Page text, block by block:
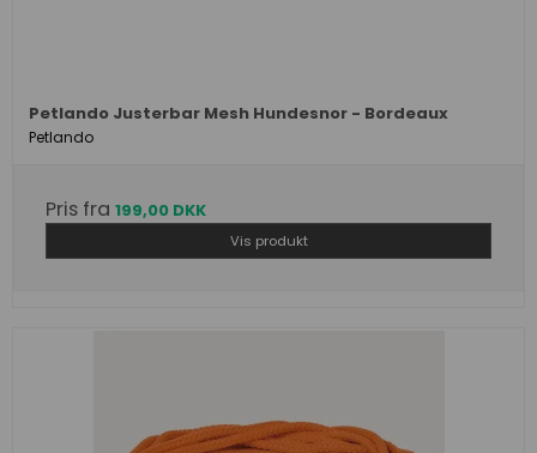
Petlando Justerbar Mesh Hundesnor - Bordeaux
Petlando
Pris fra 199,00 DKK
Vis produkt